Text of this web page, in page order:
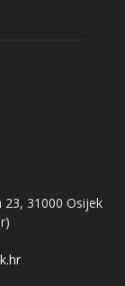
23, 31000 Osijek